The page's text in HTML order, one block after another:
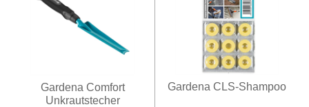
Gardena Comfort
Unkrautstecher
Gardena CLS-Shampoo